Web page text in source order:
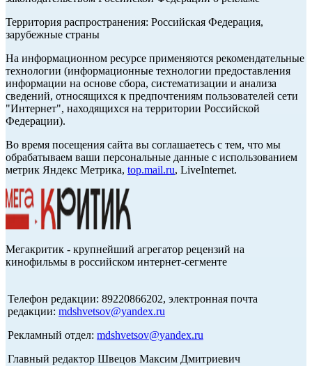
Территория распространения: Российская Федерация,
зарубежные страны
На информационном ресурсе применяются рекомендательные
технологии (информационные технологии предоставления
информации на основе сбора, систематизации и анализа
сведений, относящихся к предпочтениям пользователей сети
"Интернет", находящихся на территории Российской
Федерации).
Во время посещения сайта вы соглашаетесь с тем, что мы
обрабатываем ваши персональные данные с использованием
метрик Яндекс Метрика, top.mail.ru, LiveInternet.
Мегакритик - крупнейший агрегатор рецензий на
кинофильмы в российском интернет-сегменте
Телефон редакции: 89220866202, электронная почта
редакции: mdshvetsov@yandex.ru
Рекламный отдел: mdshvetsov@yandex.ru
Главный редактор Швецов Максим Дмитриевич